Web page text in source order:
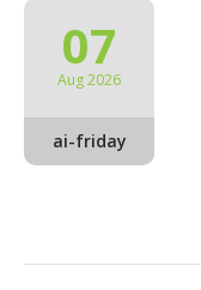
07
Aug 2026
ai-friday